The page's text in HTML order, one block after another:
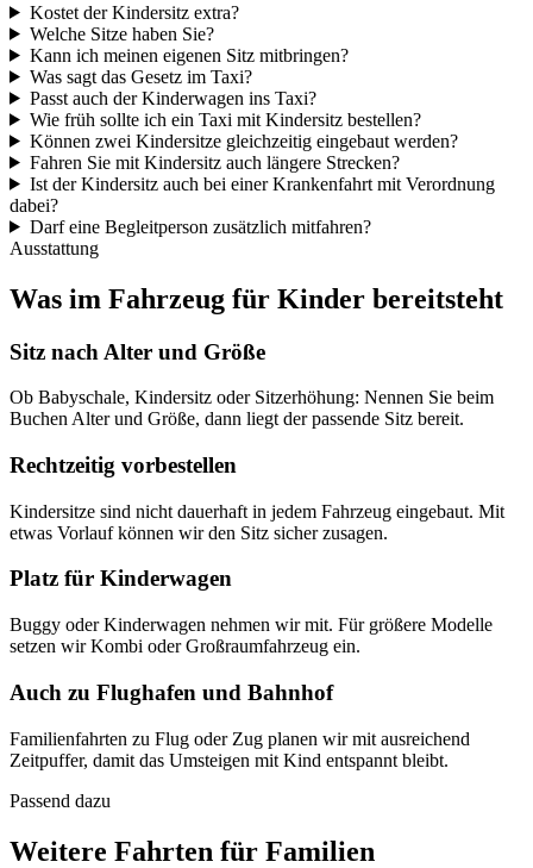
Kostet der Kindersitz extra?
Welche Sitze haben Sie?
Kann ich meinen eigenen Sitz mitbringen?
Was sagt das Gesetz im Taxi?
Passt auch der Kinderwagen ins Taxi?
Wie früh sollte ich ein Taxi mit Kindersitz bestellen?
Können zwei Kindersitze gleichzeitig eingebaut werden?
Fahren Sie mit Kindersitz auch längere Strecken?
Ist der Kindersitz auch bei einer Krankenfahrt mit Verordnung
dabei?
Darf eine Begleitperson zusätzlich mitfahren?
Ausstattung
Was im Fahrzeug für Kinder bereitsteht
Sitz nach Alter und Größe
Ob Babyschale, Kindersitz oder Sitzerhöhung: Nennen Sie beim
Buchen Alter und Größe, dann liegt der passende Sitz bereit.
Rechtzeitig vorbestellen
Kindersitze sind nicht dauerhaft in jedem Fahrzeug eingebaut. Mit
etwas Vorlauf können wir den Sitz sicher zusagen.
Platz für Kinderwagen
Buggy oder Kinderwagen nehmen wir mit. Für größere Modelle
setzen wir Kombi oder Großraumfahrzeug ein.
Auch zu Flughafen und Bahnhof
Familienfahrten zu Flug oder Zug planen wir mit ausreichend
Zeitpuffer, damit das Umsteigen mit Kind entspannt bleibt.
Passend dazu
Weitere Fahrten für Familien